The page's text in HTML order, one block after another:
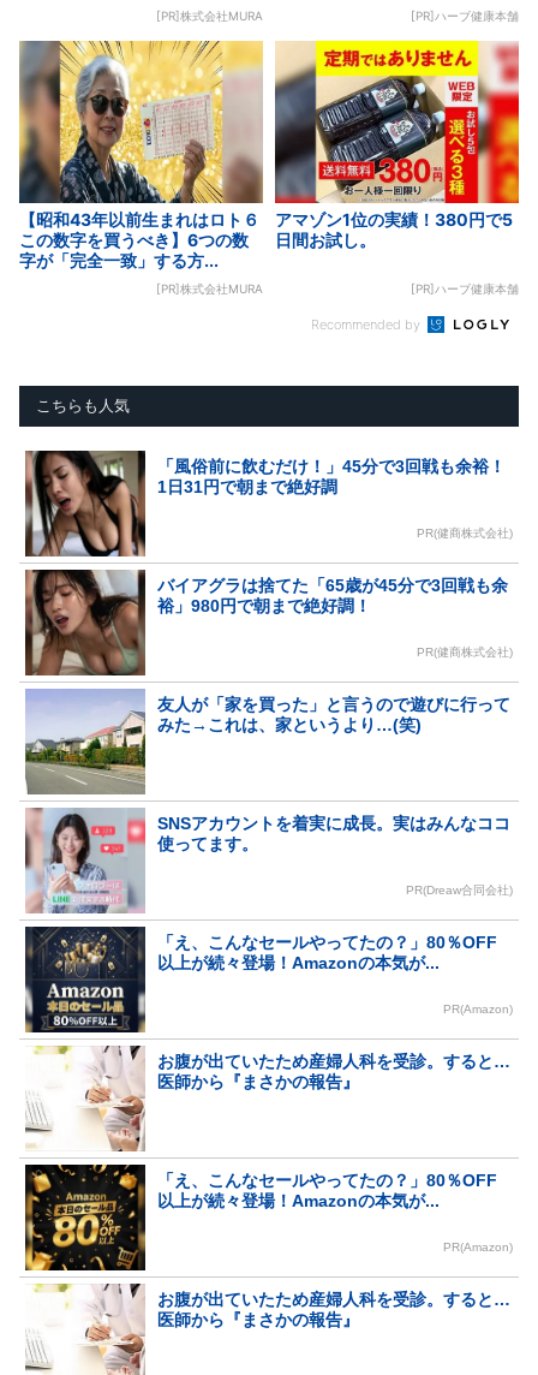
[PR]株式会社MURA [PR]ハーブ健康本舗
【昭和43年以前生まれはロト６
この数字を買うべき】6つの数
字が「完全一致」する方...
[PR]株式会社MURA
アマゾン1位の実績！380円で5
日間お試し。
[PR]ハーブ健康本舗
Recommended by
こちらも人気
「風俗前に飲むだけ！」45分で3回戦も余裕！
1日31円で朝まで絶好調
PR(健商株式会社)
バイアグラは捨てた「65歳が45分で3回戦も余
裕」980円で朝まで絶好調！
PR(健商株式会社)
友人が「家を買った」と言うので遊びに行って
みた→これは、家というより…(笑)
SNSアカウントを着実に成長。実はみんなココ
使ってます。
PR(Dreaw合同会社)
「え、こんなセールやってたの？」80％OFF
以上が続々登場！Amazonの本気が...
PR(Amazon)
お腹が出ていたため産婦人科を受診。すると…
医師から『まさかの報告』
「え、こんなセールやってたの？」80％OFF
以上が続々登場！Amazonの本気が...
PR(Amazon)
お腹が出ていたため産婦人科を受診。すると…
医師から『まさかの報告』